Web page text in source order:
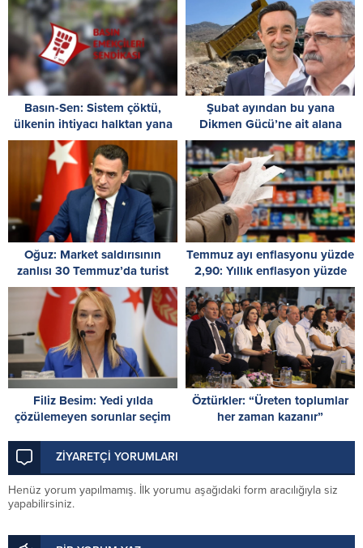
Basın-Sen: Sistem çöktü,
ülkenin ihtiyacı halktan yana
bir yönetim anlayışıdır
Şubat ayından bu yana
Dikmen Gücü’ne ait alana
moloz dökülüyor!
Oğuz: Market saldırısının
zanlısı 30 Temmuz’da turist
olarak KKTC’ye giriş yaptı
Temmuz ayı enflasyonu yüzde
2,90: Yıllık enflasyon yüzde
38,10
Filiz Besim: Yedi yılda
çözülemeyen sorunlar seçim
çözülemez
Öztürkler: “Üreten toplumlar
her zaman kazanır”
ZİYARETÇİ YORUMLARI
Henüz yorum yapılmamış. İlk yorumu aşağıdaki form aracılığıyla siz
yapabilirsiniz.